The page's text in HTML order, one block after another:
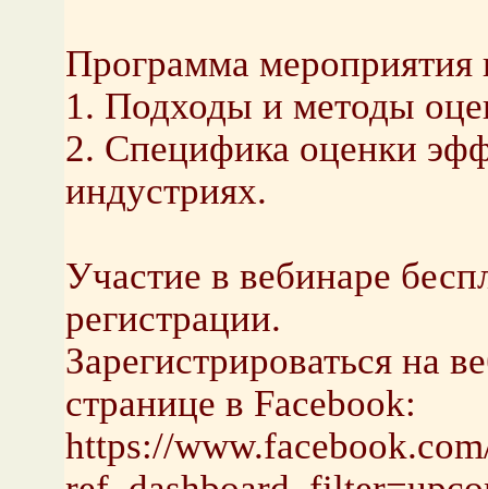
Программа мероприятия
1. Подходы и методы
2. Специфика оценки
индустриях.
Участие в вебинаре
регистрации.
Зарегистрироваться на
странице в Facebook:
https://